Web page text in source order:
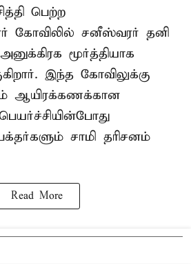
பெற்ற
கோவிலில் சனீஸ்வரர் தனி
மூர்த்தியாக
இந்த கோவிலுக்கு
ஆயிரக்கணக்கான
சாமி தரிசனம்
Read More